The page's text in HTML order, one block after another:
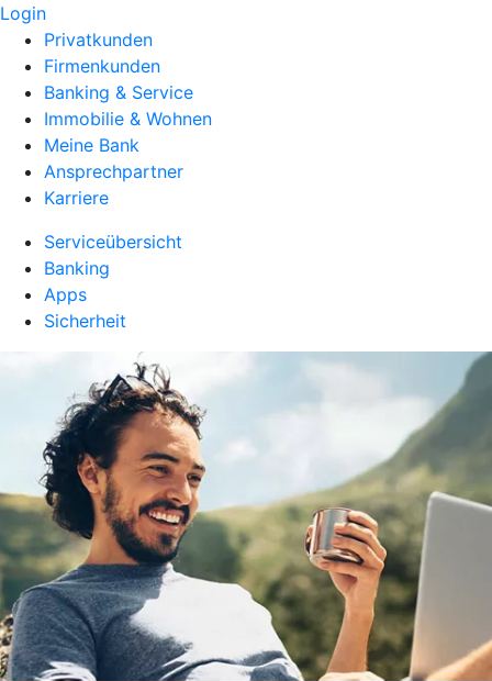
Login
Privatkunden
Firmenkunden
Banking & Service
Immobilie & Wohnen
Meine Bank
Ansprechpartner
Karriere
Serviceübersicht
Banking
Apps
Sicherheit